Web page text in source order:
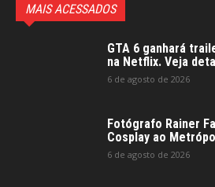
MAIS ACESSADOS
GTA 6 ganhará
na Netflix. Veja
6 de agosto de 2026
Fotógrafo Rainer
Cosplay ao
6 de agosto de 2026